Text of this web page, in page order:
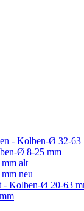
- Kolben-Ø 32-63
Ø 8-25 mm
alt
neu
- Kolben-Ø 20-63